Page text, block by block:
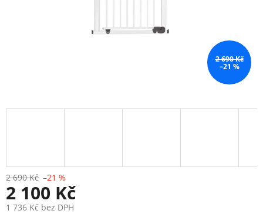
2 690 Kč
–21 %
2 690 Kč –21 %
2 100 Kč
1 736 Kč bez DPH